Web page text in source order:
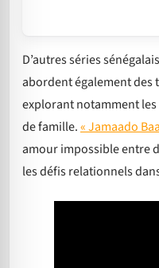
D’autres séries
abordent également des
explorant notamment les
de famille.« Jamaado
amour impossible entre
les défis relationnels